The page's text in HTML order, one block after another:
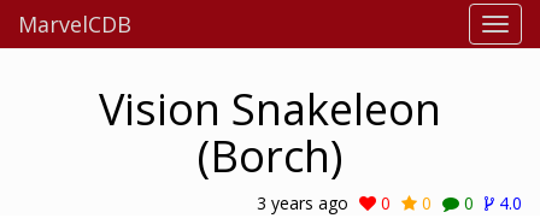
MarvelCDB
Vision Snakeleon
(Borch)
3 years ago 0 0 0 4.0